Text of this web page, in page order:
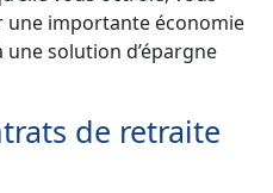
une importante économie
solution d’épargne
de retraite